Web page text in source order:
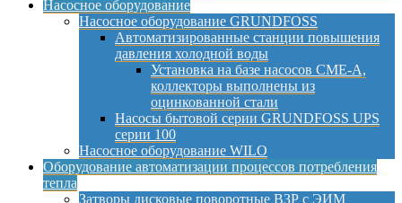
Насосное оборудование
Насосное оборудование GRUNDFOSS
Автоматизированные станции повышения
давления холодной воды
Установка на базе насосов CME-A,
коллекторы выполнены из
оцинкованной стали
Насосы бытовой серии GRUNDFOSS UPS
серии 100
Насосное оборудование WILO
Оборудование автоматизации процессов потребления
тепла
Затворы дисковые поворотные ВЗР с ЭИМ